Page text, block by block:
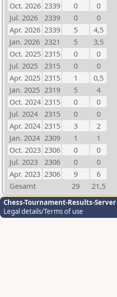
Oct. 2026 2339 0
0
Jul. 2026
2339 0
0
Apr. 2026 2339 5
4,5
Jan. 2026 2321 5
3,5
Oct. 2025 2315 0
0
Jul. 2025
2315 0
0
Apr. 2025 2315 1
0,5
Jan. 2025 2319 5
4
Oct. 2024 2315 0
0
Jul. 2024
2315 0
0
Apr. 2024 2315 3
2
Jan. 2024 2309 1
1
Oct. 2023 2306 0
0
Jul. 2023
2306 0
0
Apr. 2023 2306 9
6
Gesamt
29 21,5
Chess-Tournament-Results-Server
Legal details/Terms of use